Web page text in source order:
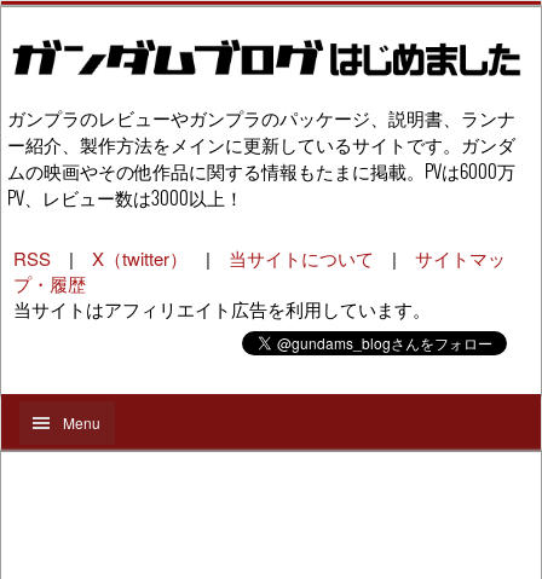
ガンプラのレビューやガンプラのパッケージ、説明書、ランナ
ー紹介、製作方法をメインに更新しているサイトです。ガンダ
ムの映画やその他作品に関する情報もたまに掲載。PVは6000万
PV、レビュー数は3000以上！
RSS | X（twitter） | 当サイトについて | サイトマッ
プ・履歴
当サイトはアフィリエイト広告を利用しています。
Menu